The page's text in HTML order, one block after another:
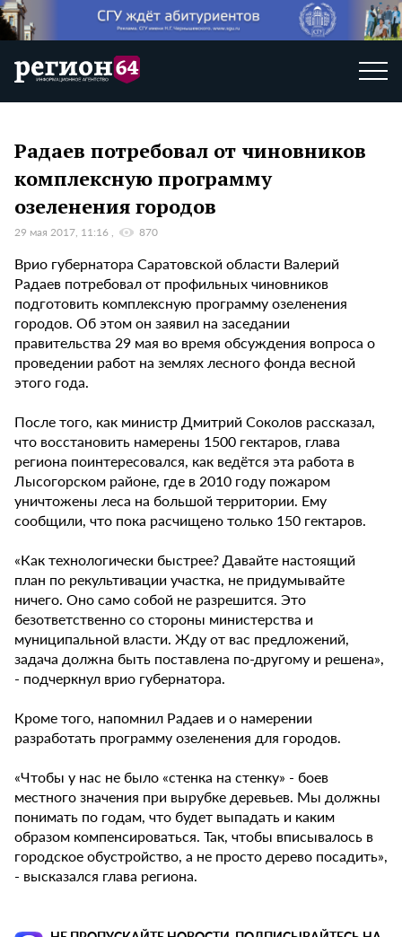
Радаев потребовал от чиновников
комплексную программу
озеленения городов
29 мая 2017, 11:16 870
Врио губернатора Саратовской области Валерий
Радаев потребовал от профильных чиновников
подготовить комплексную программу озеленения
городов. Об этом он заявил на заседании
правительства 29 мая во время обсуждения вопроса о
проведении работ на землях лесного фонда весной
этого года.
После того, как министр Дмитрий Соколов рассказал,
что восстановить намерены 1500 гектаров, глава
региона поинтересовался, как ведётся эта работа в
Лысогорском районе, где в 2010 году пожаром
уничтожены леса на большой территории. Ему
сообщили, что пока расчищено только 150 гектаров.
«Как технологически быстрее? Давайте настоящий
план по рекультивации участка, не придумывайте
ничего. Оно само собой не разрешится. Это
безответственно со стороны министерства и
муниципальной власти. Жду от вас предложений,
задача должна быть поставлена по-другому и решена»,
- подчеркнул врио губернатора.
Кроме того, напомнил Радаев и о намерении
разработать программу озеленения для городов.
«Чтобы у нас не было «стенка на стенку» - боев
местного значения при вырубке деревьев. Мы должны
понимать по годам, что будет выпадать и каким
образом компенсироваться. Так, чтобы вписывалось в
городское обустройство, а не просто дерево посадить»,
- высказался глава региона.